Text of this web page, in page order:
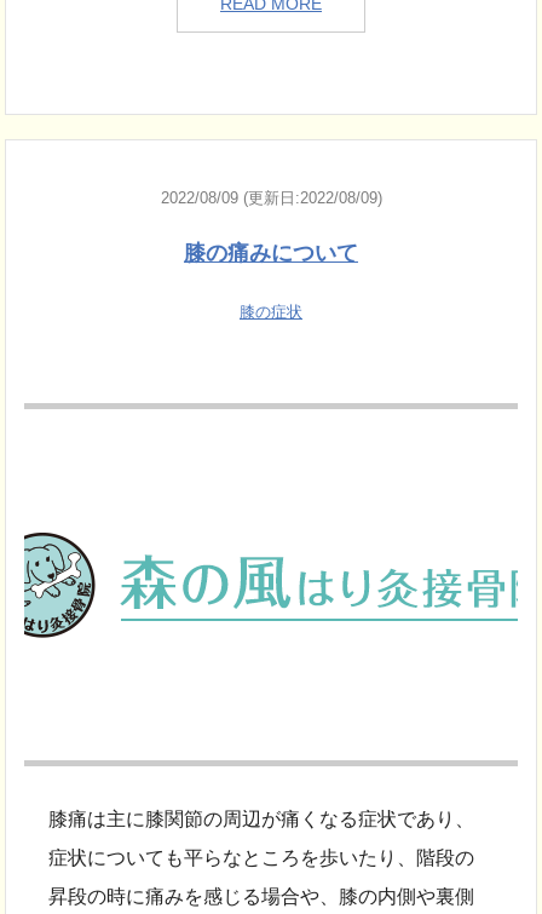
2022/08/09 (更新日:2022/08/09)
膝の痛みについて
膝の症状
膝痛は主に膝関節の周辺が痛くなる症状であり、
症状についても平らなところを歩いたり、階段の
昇段の時に痛みを感じる場合や、膝の内側や裏側